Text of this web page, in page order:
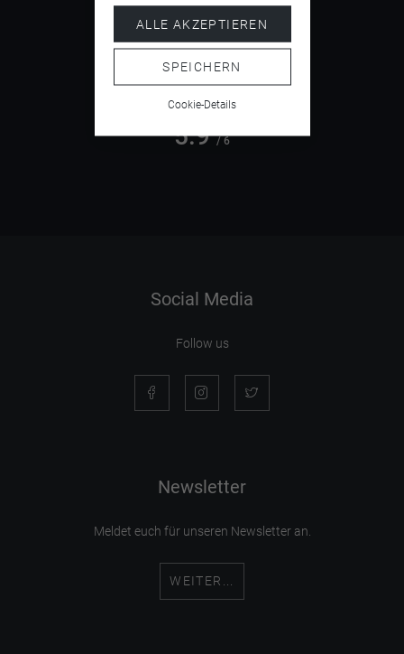
4.5/ 5
5.9/ 6
Social Media
Follow us
Newsletter
Meldet euch für unseren Newsletter an.
WEITER...
ALLE AKZEPTIEREN
SPEICHERN
Cookie-Details